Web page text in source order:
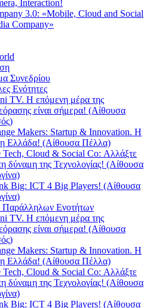
Interaction!
3.0: «Mobile, Cloud and Social
Company»
Συνεδρίου
Ενότητες
TV. Η επόμενη μέρα της
είναι σήμερα! (Αίθουσα
Makers: Startup & Innovation. Η
Ελλάδα! (Αίθουσα Πέλλα)
Tech, Cloud & Social Co: Αλλάξτε
δύναμη της Τεχνολογίας! (Αίθουσα
Big: ICT 4 Big Players! (Αίθουσα
Ενοτήτων
TV. Η επόμενη μέρα της
είναι σήμερα! (Αίθουσα
Makers: Startup & Innovation. Η
Ελλάδα! (Αίθουσα Πέλλα)
Tech, Cloud & Social Co: Αλλάξτε
δύναμη της Τεχνολογίας! (Αίθουσα
Big: ICT 4 Big Players! (Αίθουσα